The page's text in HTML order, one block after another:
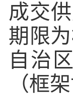
成交
期限
自治
（框